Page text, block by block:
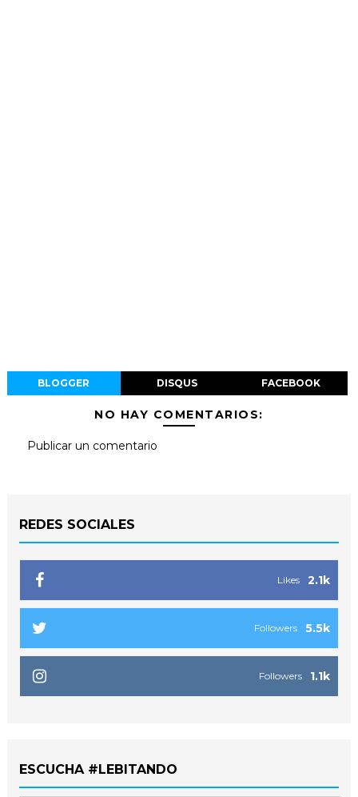
BLOGGER DISQUS FACEBOOK
NO HAY COMENTARIOS:
Publicar un comentario
REDES SOCIALES
2.1k
Likes
5.5k
Followers
1.1k
Followers
ESCUCHA #LEBITANDO